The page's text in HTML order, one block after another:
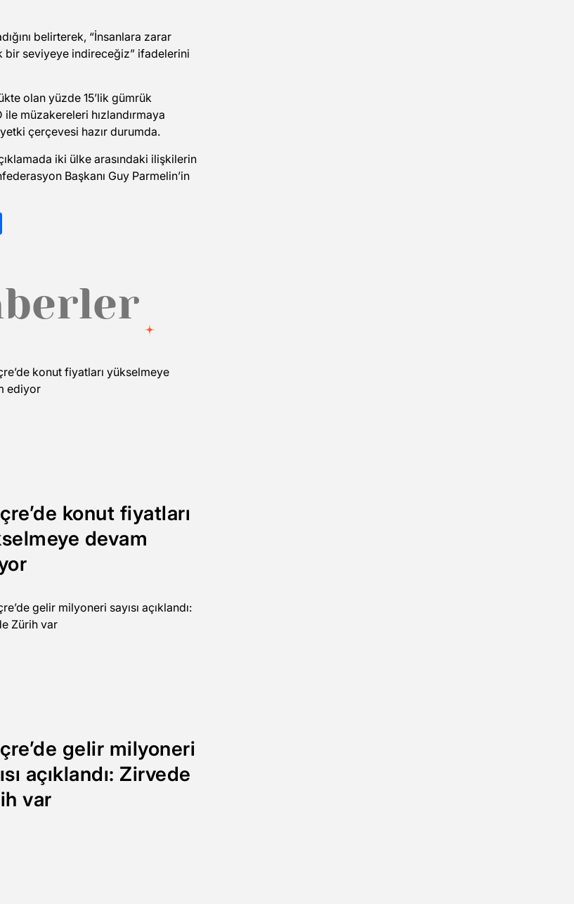
belirterek, “İnsanlara zarar
bir seviyeye indireceğiz” ifadelerini
olan yüzde 15’lik gümrük
müzakereleri hızlandırmaya
çerçevesi hazır durumda.
iki ülke arasındaki ilişkilerin
Başkanı Guy Parmelin’in
konut fiyatları
devam
gelir milyoneri
açıklandı: Zirvede
var